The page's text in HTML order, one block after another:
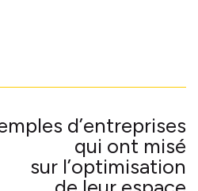
d’entreprises
qui ont misé
sur l’optimisation